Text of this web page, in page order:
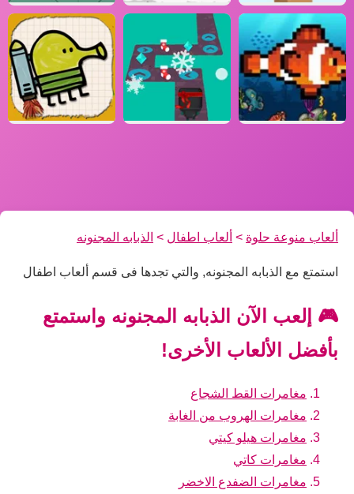
ألعاب منوعة حلوة > ألعاب اطفال > الذبابه المجنونه
استمتع مع الذبابه المجنونه, والتي تجدها فى قسم ألعاب اطفال
🎮 إلعب الآن الذبابه المجنونه واستمتع
بأفضل الألعاب الأخرى!
مغامرات القط الشجاع
مغامرات الهروب من الغابة
مغامرات هيلو كيتي
مغامرات كاتي
مغامرات الضفدع الاخضر